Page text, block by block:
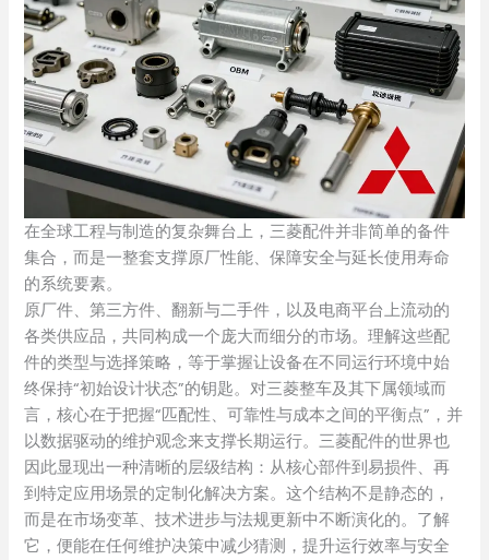
在全球工程与制造的复杂舞台上，三菱配件并非简单的备件
集合，而是一整套支撑原厂性能、保障安全与延长使用寿命
的系统要素。
原厂件、第三方件、翻新与二手件，以及电商平台上流动的
各类供应品，共同构成一个庞大而细分的市场。理解这些配
件的类型与选择策略，等于掌握让设备在不同运行环境中始
终保持“初始设计状态”的钥匙。对三菱整车及其下属领域而
言，核心在于把握“匹配性、可靠性与成本之间的平衡点”，并
以数据驱动的维护观念来支撑长期运行。三菱配件的世界也
因此显现出一种清晰的层级结构：从核心部件到易损件、再
到特定应用场景的定制化解决方案。这个结构不是静态的，
而是在市场变革、技术进步与法规更新中不断演化的。了解
它，便能在任何维护决策中减少猜测，提升运行效率与安全